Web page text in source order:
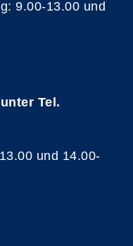
9.00-13.00 und
Tel.
und 14.00-